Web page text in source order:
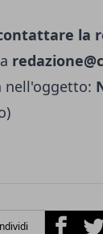
la
nell'oggetto:
Facebook